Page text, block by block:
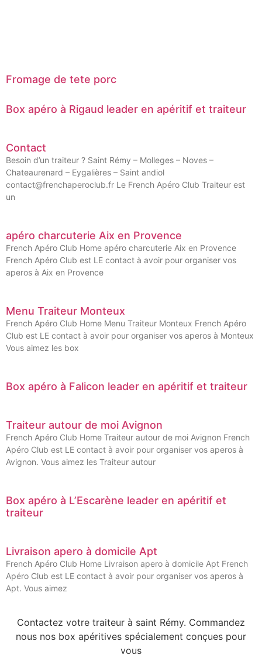
Fromage de tete porc
Box apéro à Rigaud leader en apéritif et traiteur
Contact
Besoin d’un traiteur ? Saint Rémy – Molleges – Noves –
Chateaurenard – Eygalières – Saint andiol
contact@frenchaperoclub.fr Le French Apéro Club Traiteur est
un
apéro charcuterie Aix en Provence
French Apéro Club Home apéro charcuterie Aix en Provence
French Apéro Club est LE contact à avoir pour organiser vos
aperos à Aix en Provence
Menu Traiteur Monteux
French Apéro Club Home Menu Traiteur Monteux French Apéro
Club est LE contact à avoir pour organiser vos aperos à Monteux
Vous aimez les box
Box apéro à Falicon leader en apéritif et traiteur
Traiteur autour de moi Avignon
French Apéro Club Home Traiteur autour de moi Avignon French
Apéro Club est LE contact à avoir pour organiser vos aperos à
Avignon. Vous aimez les Traiteur autour
Box apéro à L’Escarène leader en apéritif et
traiteur
Livraison apero à domicile Apt
French Apéro Club Home Livraison apero à domicile Apt French
Apéro Club est LE contact à avoir pour organiser vos aperos à
Apt. Vous aimez
Contactez votre traiteur à saint Rémy. Commandez
nous nos box apéritives spécialement conçues pour
vous